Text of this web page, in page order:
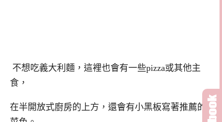
不想吃義大利麵，這裡也會有一些pizza或其他主
食，
在半開放式廚房的上方，還會有小黑板寫著推薦的